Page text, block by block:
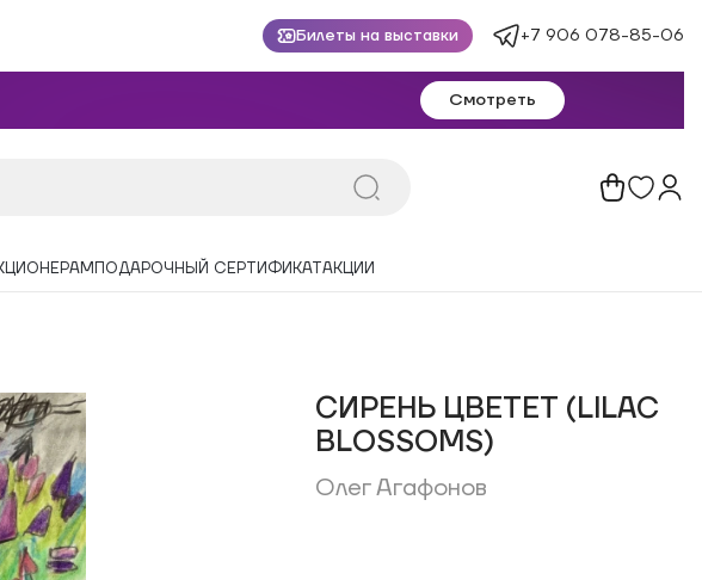
Билеты на выставки +7 906 078-85-06
Смотреть
ПОДАРОЧНЫЙ СЕРТИФИКАТАКЦИИ
СИРЕНЬ ЦВЕТЕТ (LILAC
BLOSSOMS)
Олег Агафонов